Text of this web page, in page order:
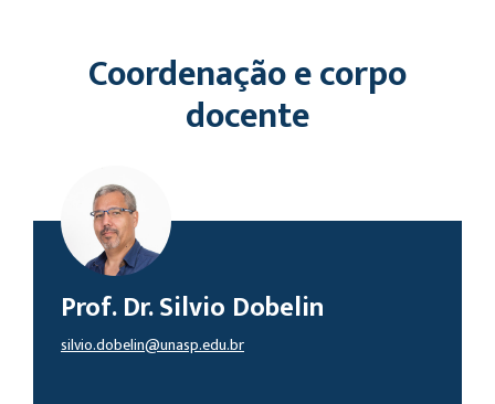
Coordenação e corpo
docente
Prof. Dr. Silvio Dobelin
silvio.dobelin@unasp.edu.br